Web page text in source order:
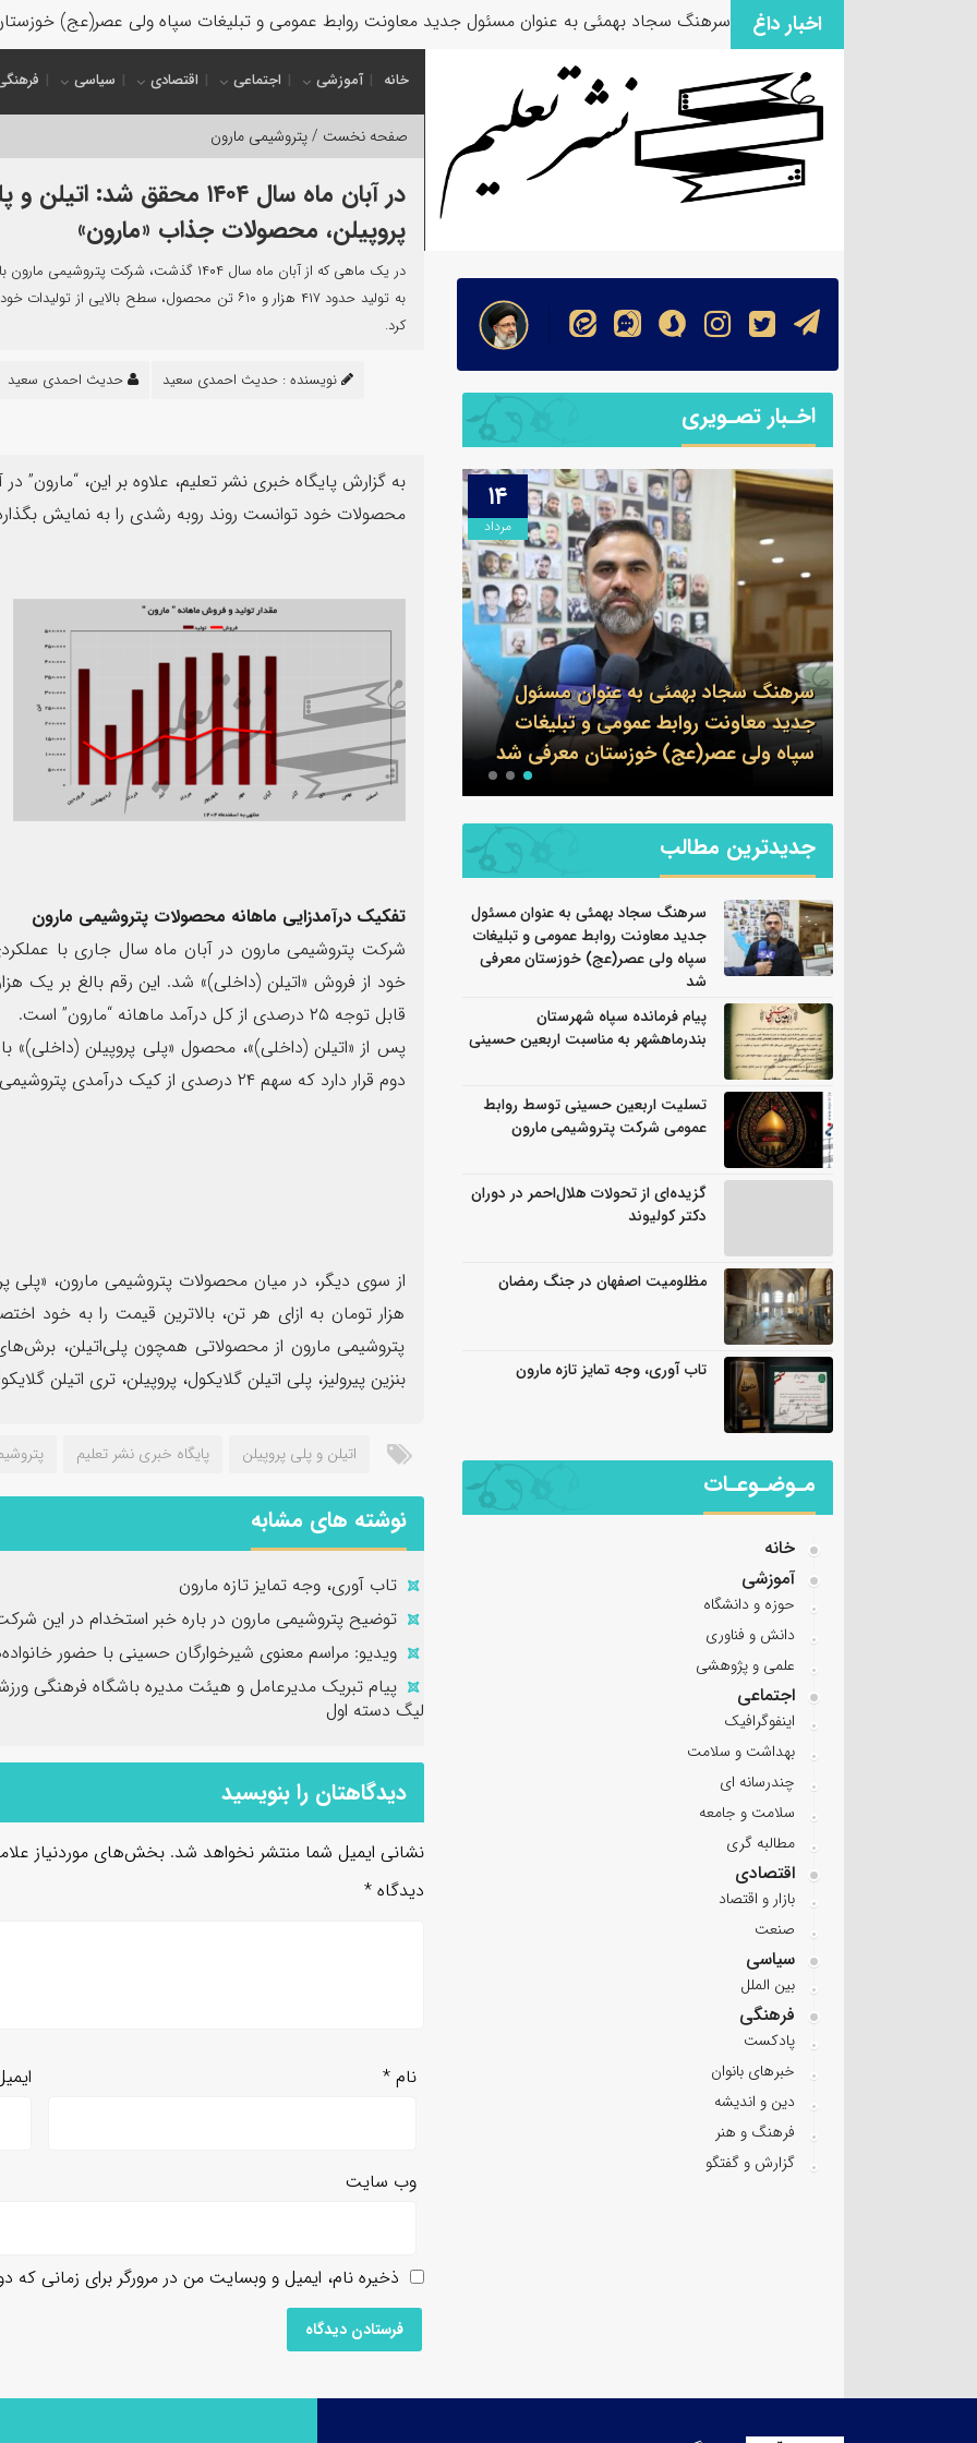
اخبار داغ سرهنگ سجاد بهمئی به عنوان مسئول جدید معاونت روابط عمومی و تبلیغات سپاه ولی عصر(عج)
خانه آموزشی اجتماعی اقتصادی سیاسی
صفحه نخست /پتروشیمی مارون
در آبان ماه سال ۱۴۰۴ محقق شد: اتیلن
پروپیلن، محصولات جذاب «مارون»
در یک ماهی که از آبان ماه سال ۱۴۰۴ گذشت، شرکت پتروشیمی
به تولید حدود ۴۱۷ هزار و ۶۱۰ تن محصول، سطح بالایی از
کرد.
حدیث احمدی سعید نویسنده : حدیث احمدی سعید
محصولات خود توانست روند روبه رشدی را به نمایش
تفکیک درآمدزایی ماهانه محصولات پتروشیمی مارون
شرکت پتروشیمی مارون در آبان ماه سال جاری با
قابل توجه ۲۵ درصدی از کل درآمد ماهانه “مارون” است.
دوم قرار دارد که سهم ۲۴ درصدی از کیک درآمدی پتروشیمی مارون را به خود اختصاص داده است.
هزار تومان به ازای هر تن، بالاترین قیمت را به
پتروشیمی مارون از محصولاتی همچون پلی‌اتیلن، برش‌های
بنزین پیرولیز، پلی اتیلن گلایکول، پروپیلن، تری اتیلن
اتیلن و پلی پروپیلن پايگاه خبری نشر تعلیم
نوشته های مشابه
تاب آوری، وجه تمایز تازه مارون
توضیح پتروشیمی مارون در باره خبر استخدام در این
ویدیو: مراسم معنوی شیرخوارگان حسینی با حضور
پیام تبریک مدیرعامل و هیئت مدیره باشگاه فرهنگی
لیگ دسته اول
دیدگاهتان را بنویسید
نشانی ایمیل شما منتشر نخواهد شد. بخش‌های موردنیاز
دیدگاه *
نام*
وب‌ سایت
ذخیره نام، ایمیل و وبسایت من در مرورگر برای زمانی که
اخـبار تصـویری
۱۳
مرداد
پیام فرمانده سپاه شهرستان بندرماهشهر
به مناسبت اربعین حسینی
۱۳
مرداد
تسلیت اربعین حسینی توسط روابط
عمومی شرکت پتروشیمی مارون
سرهنگ
جدید
سپاه
جدیدترین مطالب
سرهنگ سجاد بهمئی به عنوان مسئول
جدید معاونت روابط عمومی و تبلیغات
سپاه ولی عصر(عج) خوزستان معرفی
شد
پیام فرمانده سپاه شهرستان
بندرماهشهر به مناسبت اربعین حسینی
تسلیت اربعین حسینی توسط روابط
عمومی شرکت پتروشیمی مارون
گزیده‌ای از تحولات هلال‌احمر در دوران
دکتر کولیوند
مظلومیت اصفهان در جنگ رمضان
تاب آوری، وجه تمایز تازه مارون
مـوضـوعـات
خانه
آموزشی
حوزه و دانشگاه
دانش و فناوری
علمی و پژوهشی
اجتماعی
اینفوگرافیک
بهداشت و سلامت
چندرسانه ای
سلامت و جامعه
مطالبه گری
اقتصادی
بازار و اقتصاد
صنعت
سیاسی
بین الملل
فرهنگی
پادکست
خبرهای بانوان
دین و اندیشه
فرهنگ و هنر
گزارش و گفتگو